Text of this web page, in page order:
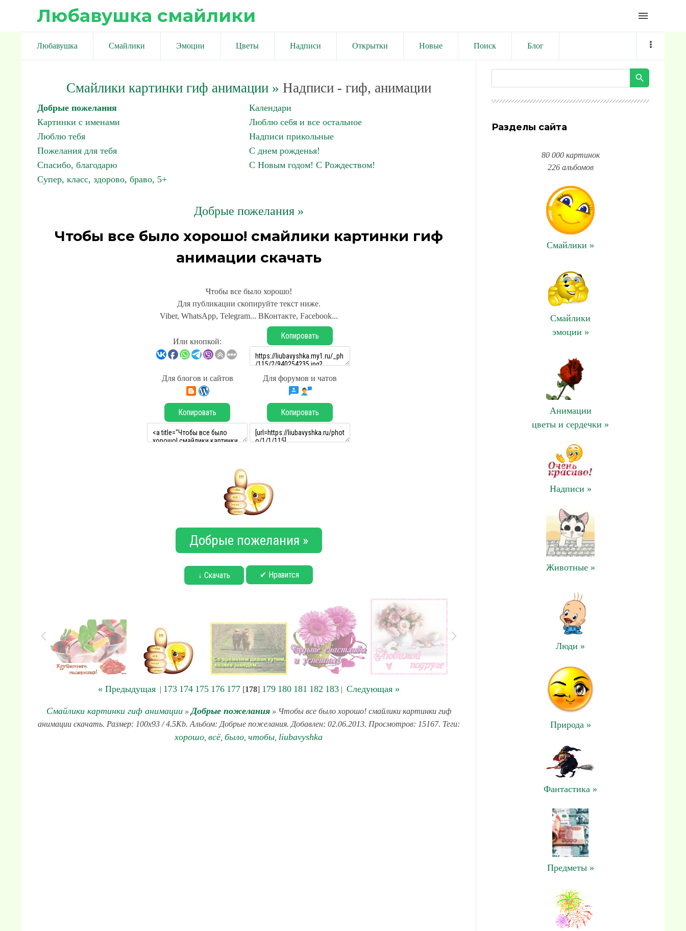
Любавушка смайлики menu
Любавушка Смайлики Эмоции Цветы Надписи Открытки Новые Поиск Блог
Смайлики картинки гиф анимации» Надписи - гиф, анимации
Добрые пожелания
Календари
Картинки с именами
Люблю себя и все остальное
Люблю тебя
Надписи прикольные
Пожелания для тебя
С днем рожденья!
Спасибо, благодарю
С Новым годом! С Рождеством!
Супер, класс, здорово, браво, 5+
Добрые пожелания »
Чтобы все было хорошо! смайлики картинки гиф
анимации скачать
Чтобы все было хорошо!
Для публикации скопируйте текст ниже.
Viber, WhatsApp, Telegram... ВКонтакте, Facebook...
Или кнопкой:
Копировать
Для блогов и сайтов Для форумов и чатов
Копировать Копировать
Добрые пожелания »
↓ Скачать ✔ Нравится
« Предыдущая| 173 174 175 176 177[178] 179 180 181 182 183| Следующая »
Смайлики картинки гиф анимации» Добрые пожелания» Чтобы все было хорошо! смайлики картинки гиф
анимации скачать. Размер: 100x93 / 4.5Kb. Альбом: Добрые пожелания. Добавлен: 02.06.2013. Просмотров: 15167. Теги:
хорошо всё было чтобы liubavyshka
Разделы сайта
80 000 картинок
226 альбомов
Смайлики »
Смайлики
эмоции »
Анимации
цветы и сердечки »
Надписи »
Животные »
Люди »
Природа »
Фантастика »
Предметы »